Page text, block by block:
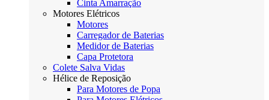
Cinta Amarração
Motores Elétricos
Motores
Carregador de Baterias
Medidor de Baterias
Capa Protetora
Colete Salva Vidas
Hélice de Reposição
Para Motores de Popa